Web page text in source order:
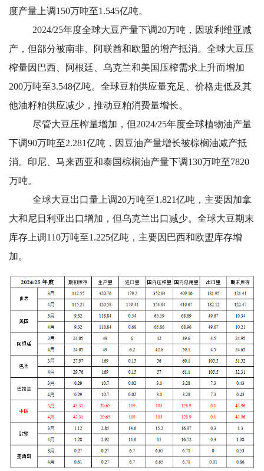
度产量上调150万吨至1.545亿吨。
2024/25年度全球大豆产量下调20万吨，因玻利维亚减
产，但部分被南非、阿联酋和欧盟的增产抵消。全球大豆压
榨量因巴西、阿根廷、乌克兰和美国压榨需求上升而增加
200万吨至3.548亿吨。全球豆粕供应量充足、价格走低及其
他油籽粕供应减少，推动豆粕消费量增长。
尽管大豆压榨量增加，但2024/25年度全球植物油产量
下调90万吨至2.281亿吨，因豆油产量增长被棕榈油减产抵
消。印尼、马来西亚和泰国棕榈油产量下调130万吨至7820
万吨。
全球大豆出口量上调20万吨至1.821亿吨，主要因加拿
大和尼日利亚出口增加，但乌克兰出口减少。全球大豆期末
库存上调110万吨至1.225亿吨，主要因巴西和欧盟库存增
加。